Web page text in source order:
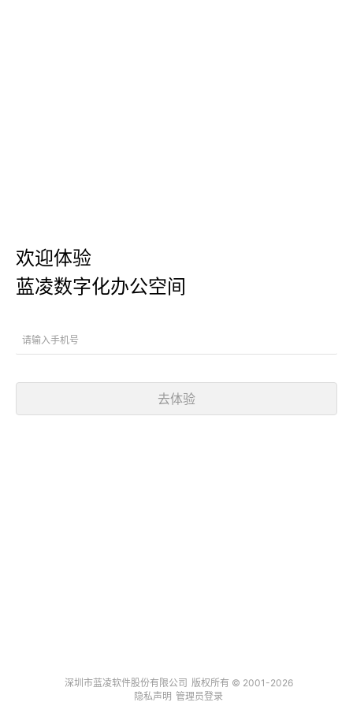
欢迎体验
蓝凌数字化办公空间
去体验
深圳市蓝凌软件股份有限公司 版权所有 © 2001-2026
隐私声明 管理员登录